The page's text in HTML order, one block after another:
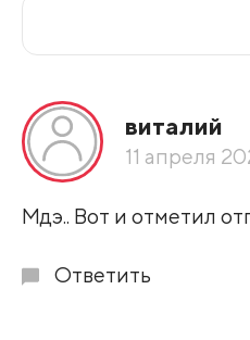
По рейтингу
Развернуть
виталий
11 апреля
Мдэ.. Вот и отметил
Ответить